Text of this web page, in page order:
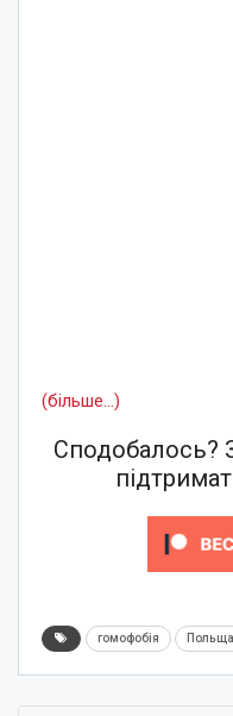
(більше…)
Сподобалось?
гомофобія Польща